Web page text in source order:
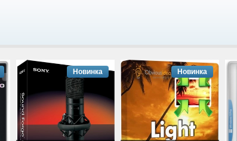
Новинка Новинка